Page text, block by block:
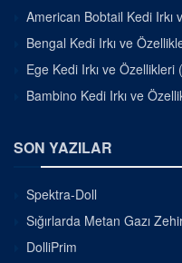
American Bobtail Kedi Irkı
Bengal Kedi Irkı ve
Ege Kedi Irkı ve Özellikleri
Bambino Kedi Irkı ve
SON YAZILAR
Spektra-Doll
Sığırlarda Metan Gazı
DolliPrim